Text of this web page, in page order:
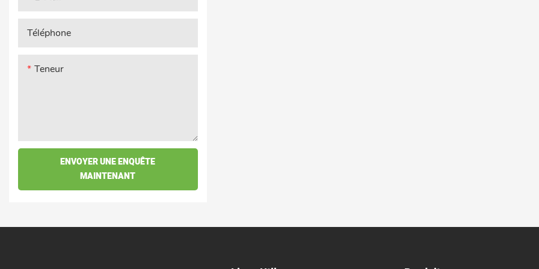
Téléphone
Teneur
ENVOYER UNE ENQUÊTE
MAINTENANT